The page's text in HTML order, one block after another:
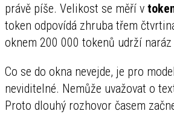
právě píše. Velikost se měří v
token odpovídá zhruba třem
oknem 200 000 tokenů udrží
Co se do okna nevejde, je pro
neviditelné. Nemůže uvažovat o
Proto dlouhý rozhovor časem